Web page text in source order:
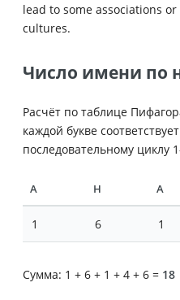
lead to some associations
cultures.
Число имени по
Расчёт по таблице
каждой букве
последовательному циклу
А Н А
1 6 1
Сумма: 1 + 6 + 1 + 4 + 6 = 18